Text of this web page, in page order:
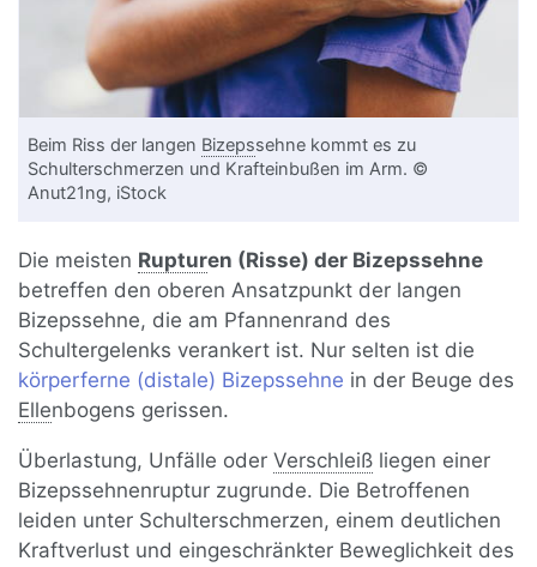
Beim Riss der langen Bizepssehne kommt es zu
Schulterschmerzen und Krafteinbußen im Arm. ©
Anut21ng, iStock
Die meisten Rupturen (Risse) der Bizepssehne
betreffen den oberen Ansatzpunkt der langen
Bizepssehne, die am Pfannenrand des
Schultergelenks verankert ist. Nur selten ist die
körperferne (distale) Bizepssehne in der Beuge des
Ellenbogens gerissen.
Überlastung, Unfälle oderVerschleiß liegen einer
Bizepssehnenruptur zugrunde. Die Betroffenen
leiden unter Schulterschmerzen, einem deutlichen
Kraftverlust und eingeschränkter Beweglichkeit des